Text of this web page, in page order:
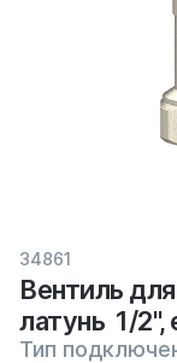
34861
Вентиль
латунь 1/2",
Тип